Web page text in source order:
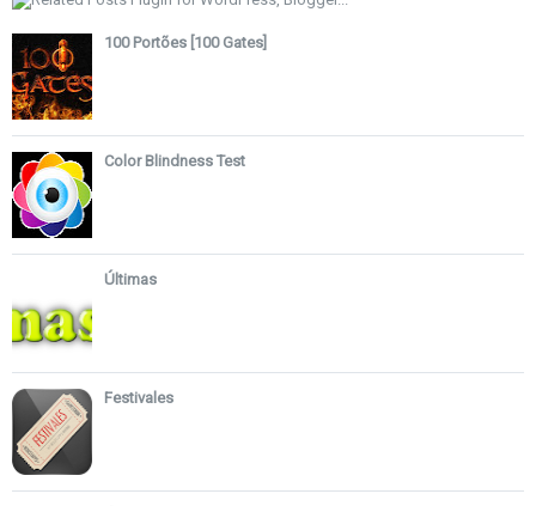
100 Portões [100 Gates]
Color Blindness Test
Últimas
Festivales